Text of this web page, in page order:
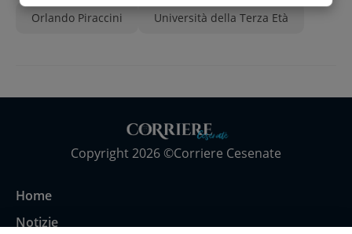
Orlando Piraccini Università della Terza Età
Copyright 2026 ©Corriere Cesenate
Home
Notizie